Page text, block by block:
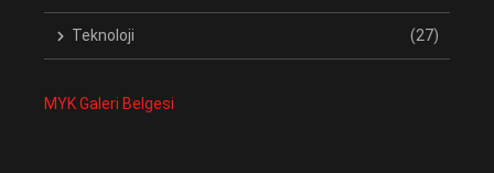
Teknoloji (27)
MYK Galeri Belgesi